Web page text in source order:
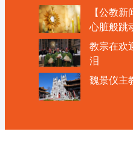
【公教
心脏般跳
教宗在欢
泪
魏景仪主